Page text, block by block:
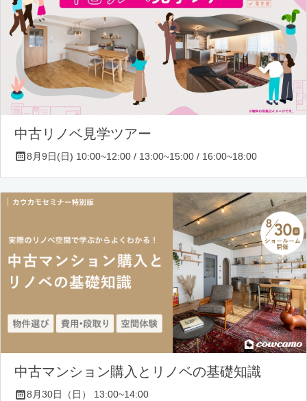
中古リノベ見学ツアー
8月9日(日) 10:00~12:00 / 13:00~15:00 / 16:00~18:00
中古マンション購入とリノベの基礎知識
8月30日（日） 13:00~14:00